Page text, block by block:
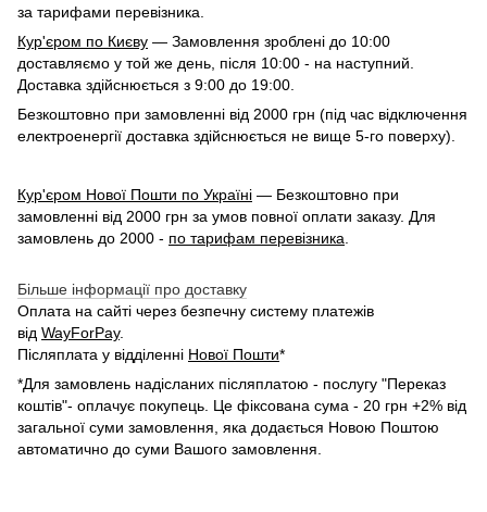
за тарифами перевізника.
Кур'єром по Києву — Замовлення зроблені до 10:00
доставляємо у той же день, після 10:00 - на наступний.
Доставка здійснюється з 9:00 до 19:00.
Безкоштовно при замовленні від 2000 грн (під час відключення
електроенергії доставка здійснюється не вище 5-го поверху).
Кур'єром Нової Пошти по Україні — Безкоштовно при
замовленні від 2000 грн за умов повної оплати заказу. Для
замовлень до 2000 - по тарифам перевізника
Більше інформації про доставку
Оплата на сайті через безпечну систему платежів
від WayForPay.
Післяплата у відділенні Нової Пошти*
*Для замовлень надісланих післяплатою - послугу "Переказ
коштів"- оплачує покупець. Це фіксована сума - 20 грн +2% від
загальної суми замовлення, яка додається Новою Поштою
автоматично до суми Вашого замовлення.